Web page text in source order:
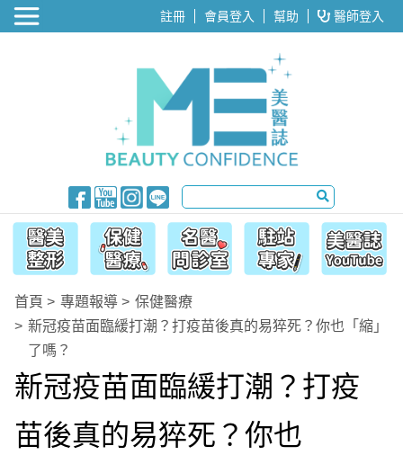
醫美整形 註冊 會員登入 幫助 醫師登入
首頁 專題報導
保健醫療
新冠疫苗面臨緩打潮？打疫苗後真的易猝死？你也「縮」
了嗎？
新冠疫苗面臨緩打潮？打疫
苗後真的易猝死？你也